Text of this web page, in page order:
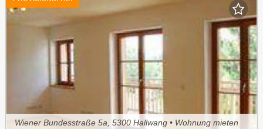
Wiener Bundesstraße 5a, 5300 Hallwang • Wohnung mieten